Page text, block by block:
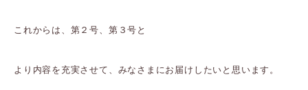
これからは、第２号、第３号と
より内容を充実させて、みなさまにお届けしたいと思います。